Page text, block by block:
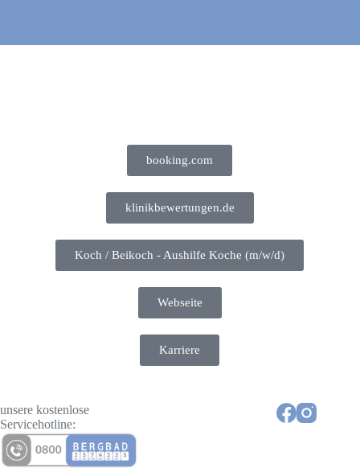
booking.com
klinikbewertungen.de
Koch / Beikoch - Aushilfe Koche (m/w/d)
Webseite
Karriere
unsere kostenlose
Servicehotline: